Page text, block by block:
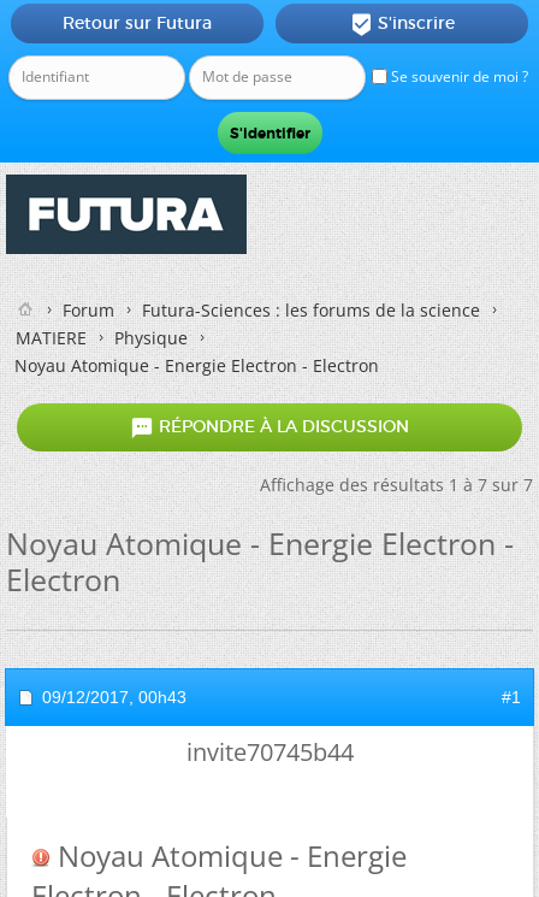
Se souvenir de moi ?
Retour sur Futura  S'inscrire
Forum
Futura-Sciences : les forums de la science
MATIERE
Physique
Noyau Atomique - Energie Electron - Electron
 RÉPONDRE À LA DISCUSSION
Affichage des résultats 1 à 7 sur 7
Noyau Atomique - Energie Electron -
Electron
09/12/2017, 00h43 #1
invite70745b44
Noyau Atomique - Energie